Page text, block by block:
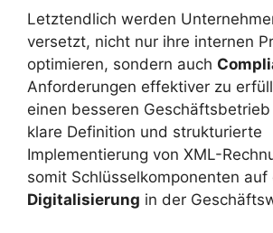
Letztendlich werden
versetzt, nicht nur ihre internen
optimieren, sondern auch
Anforderungen effektiver zu
einen besseren
klare Definition und strukturierte
Implementierung von XML-
somit Schlüsselkomponenten auf
Digitalisierung in der